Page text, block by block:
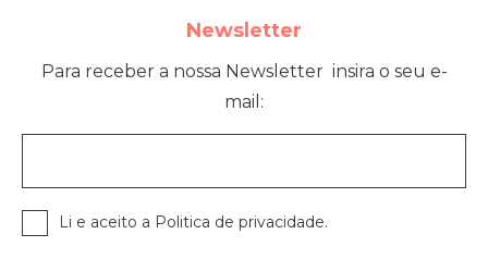
Newsletter
Para receber a nossa Newsletter insira o seu e-
mail:
Li e aceito a Politica de privacidade.